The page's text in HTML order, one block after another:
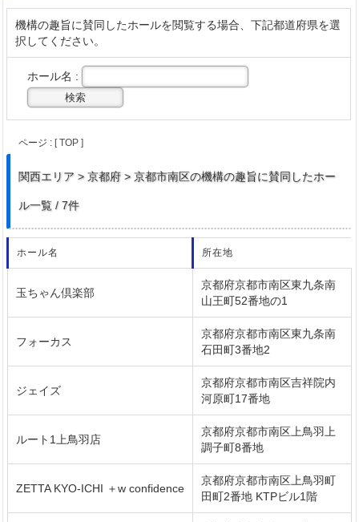
機構の趣旨に賛同したホールを閲覧する場合、下記都道府県を選
択してください。
ホール名 :
ページ : [ TOP ]
関西エリア > 京都府 > 京都市南区の機構の趣旨に賛同したホー
ル一覧 / 7件
ホール名 所在地
玉ちゃん倶楽部
京都府京都市南区東九条南
山王町52番地の1
フォーカス
京都府京都市南区東九条南
石田町3番地2
ジェイズ
京都府京都市南区吉祥院内
河原町17番地
ルート1上鳥羽店
京都府京都市南区上鳥羽上
調子町8番地
ZETTA KYO-ICHI ＋w confidence
京都府京都市南区上鳥羽町
田町2番地 KTPビル1階